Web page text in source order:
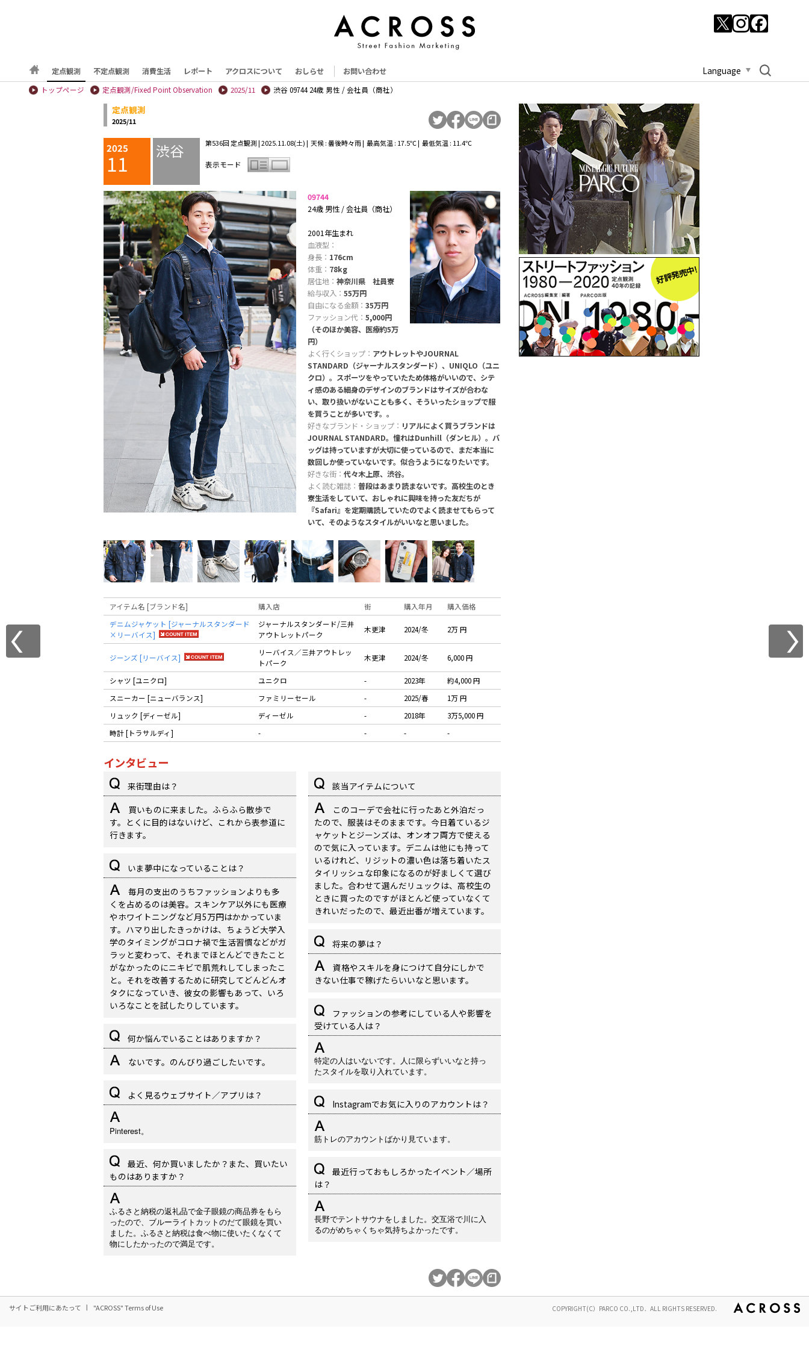
定点観測 不定点観測 消費生活 レポート アクロスについて おしらせ お問い合わせ Language
トップページ 定点観測/Fixed Point Observation 2025/11 渋谷 09744 24歳 男性 / 会社員（商社）
定点観測
2025/11
2025
11 渋谷 第536回 定点観測 | 2025.11.08(土) | 天候 : 曇後時々雨 | 最高気温 : 17.5℃ | 最低気温 : 11.4℃
表示モード
09744
24歳 男性 / 会社員（商社）
2001年生まれ
血液型：
身長： 176cm
体重： 78kg
居住地： 神奈川県 社員寮
給与収入： 55万円
自由になる金額： 35万円
ファッション代： 5,000円
（そのほか美容、医療約5万
円）
よく行くショップ： アウトレットやJOURNAL
STANDARD（ジャーナルスタンダード）、UNIQLO（ユニ
クロ）。スポーツをやっていたため体格がいいので、シテ
ィ感のある細身のデザインのブランドはサイズが合わな
い、取り扱いがないことも多く、そういったショップで服
を買うことが多いです。。
好きなブランド・ショップ： リアルによく買うブランドは
JOURNAL STANDARD。憧れはDunhill（ダンヒル）。バ
ッグは持っていますが大切に使っているので、まだ本当に
数回しか使っていないです。似合うようになりたいです。
好きな街： 代々木上原、渋谷。
よく読む雑誌： 普段はあまり読まないです。高校生のとき
寮生活をしていて、おしゃれに興味を持った友だちが
『Safari』を定期購読していたのでよく読ませてもらって
いて、そのようなスタイルがいいなと思いました。
アイテム名 [ブランド名] 購入店 街 購入年月
購入価格
デニムジャケット [ジャーナルスタンダード
×リーバイス]
ジャーナルスタンダード/三井
アウトレットパーク
木更津 2024/冬 2万 円
ジーンズ [リーバイス]
リーバイス／三井アウトレッ
トパーク
木更津 2024/冬 6,000 円
シャツ [ユニクロ] ユニクロ - 2023年
約4,000 円
スニーカー [ニューバランス]
ファミリーセール - 2025/春
1万 円
リュック [ディーゼル]
ディーゼル - 2018年
3万5,000 円
時計 [トラサルディ]
- - - -
インタビュー
来街理由は？
買いものに来ました。ふらふら散歩で
す。とくに目的はないけど、これから表参道に
行きます。
いま夢中になっていることは？
毎月の支出のうちファッションよりも多
くを占めるのは美容。スキンケア以外にも医療
やホワイトニングなど月5万円はかかっていま
す。ハマり出したきっかけは、ちょうど大学入
学のタイミングがコロナ禍で生活習慣などがガ
ラッと変わって、それまでほとんどできたこと
がなかったのにニキビで肌荒れしてしまったこ
と。それを改善するために研究してどんどんオ
タクになっていき、彼女の影響もあって、いろ
いろなことを試したりしています。
何か悩んでいることはありますか？
ないです。のんびり過ごしたいです。
よく見るウェブサイト／アプリは？
Pinterest。
最近、何か買いましたか？また、買いたい
ものはありますか？
ふるさと納税の返礼品で金子眼鏡の商品券をもら
ったので、ブルーライトカットのだて眼鏡を買い
ました。ふるさと納税は食べ物に使いたくなくて
物にしたかったので満足です。
該当アイテムについて
このコーデで会社に行ったあと外泊だっ
たので、服装はそのままです。今日着ているジ
ャケットとジーンズは、オンオフ両方で使える
ので気に入っています。デニムは他にも持って
いるけれど、リジットの濃い色は落ち着いたス
タイリッシュな印象になるのが好ましくて選び
ました。合わせて選んだリュックは、高校生の
ときに買ったのですがほとんど使っていなくて
きれいだったので、最近出番が増えています。
将来の夢は？
資格やスキルを身につけて自分にしかで
きない仕事で稼げたらいいなと思います。
ファッションの参考にしている人や影響を
受けている人は？
特定の人はいないです。人に限らずいいなと持っ
たスタイルを取り入れています。
Instagramでお気に入りのアカウントは？
筋トレのアカウントばかり見ています。
最近行っておもしろかったイベント／場所
は？
長野でテントサウナをしました。交互浴で川に入
るのがめちゃくちゃ気持ちよかったです。
サイトご利用にあたって "ACROSS" Terms of Use COPYRIGHT(C）PARCO CO.,LTD．ALL RIGHTS RESERVED.